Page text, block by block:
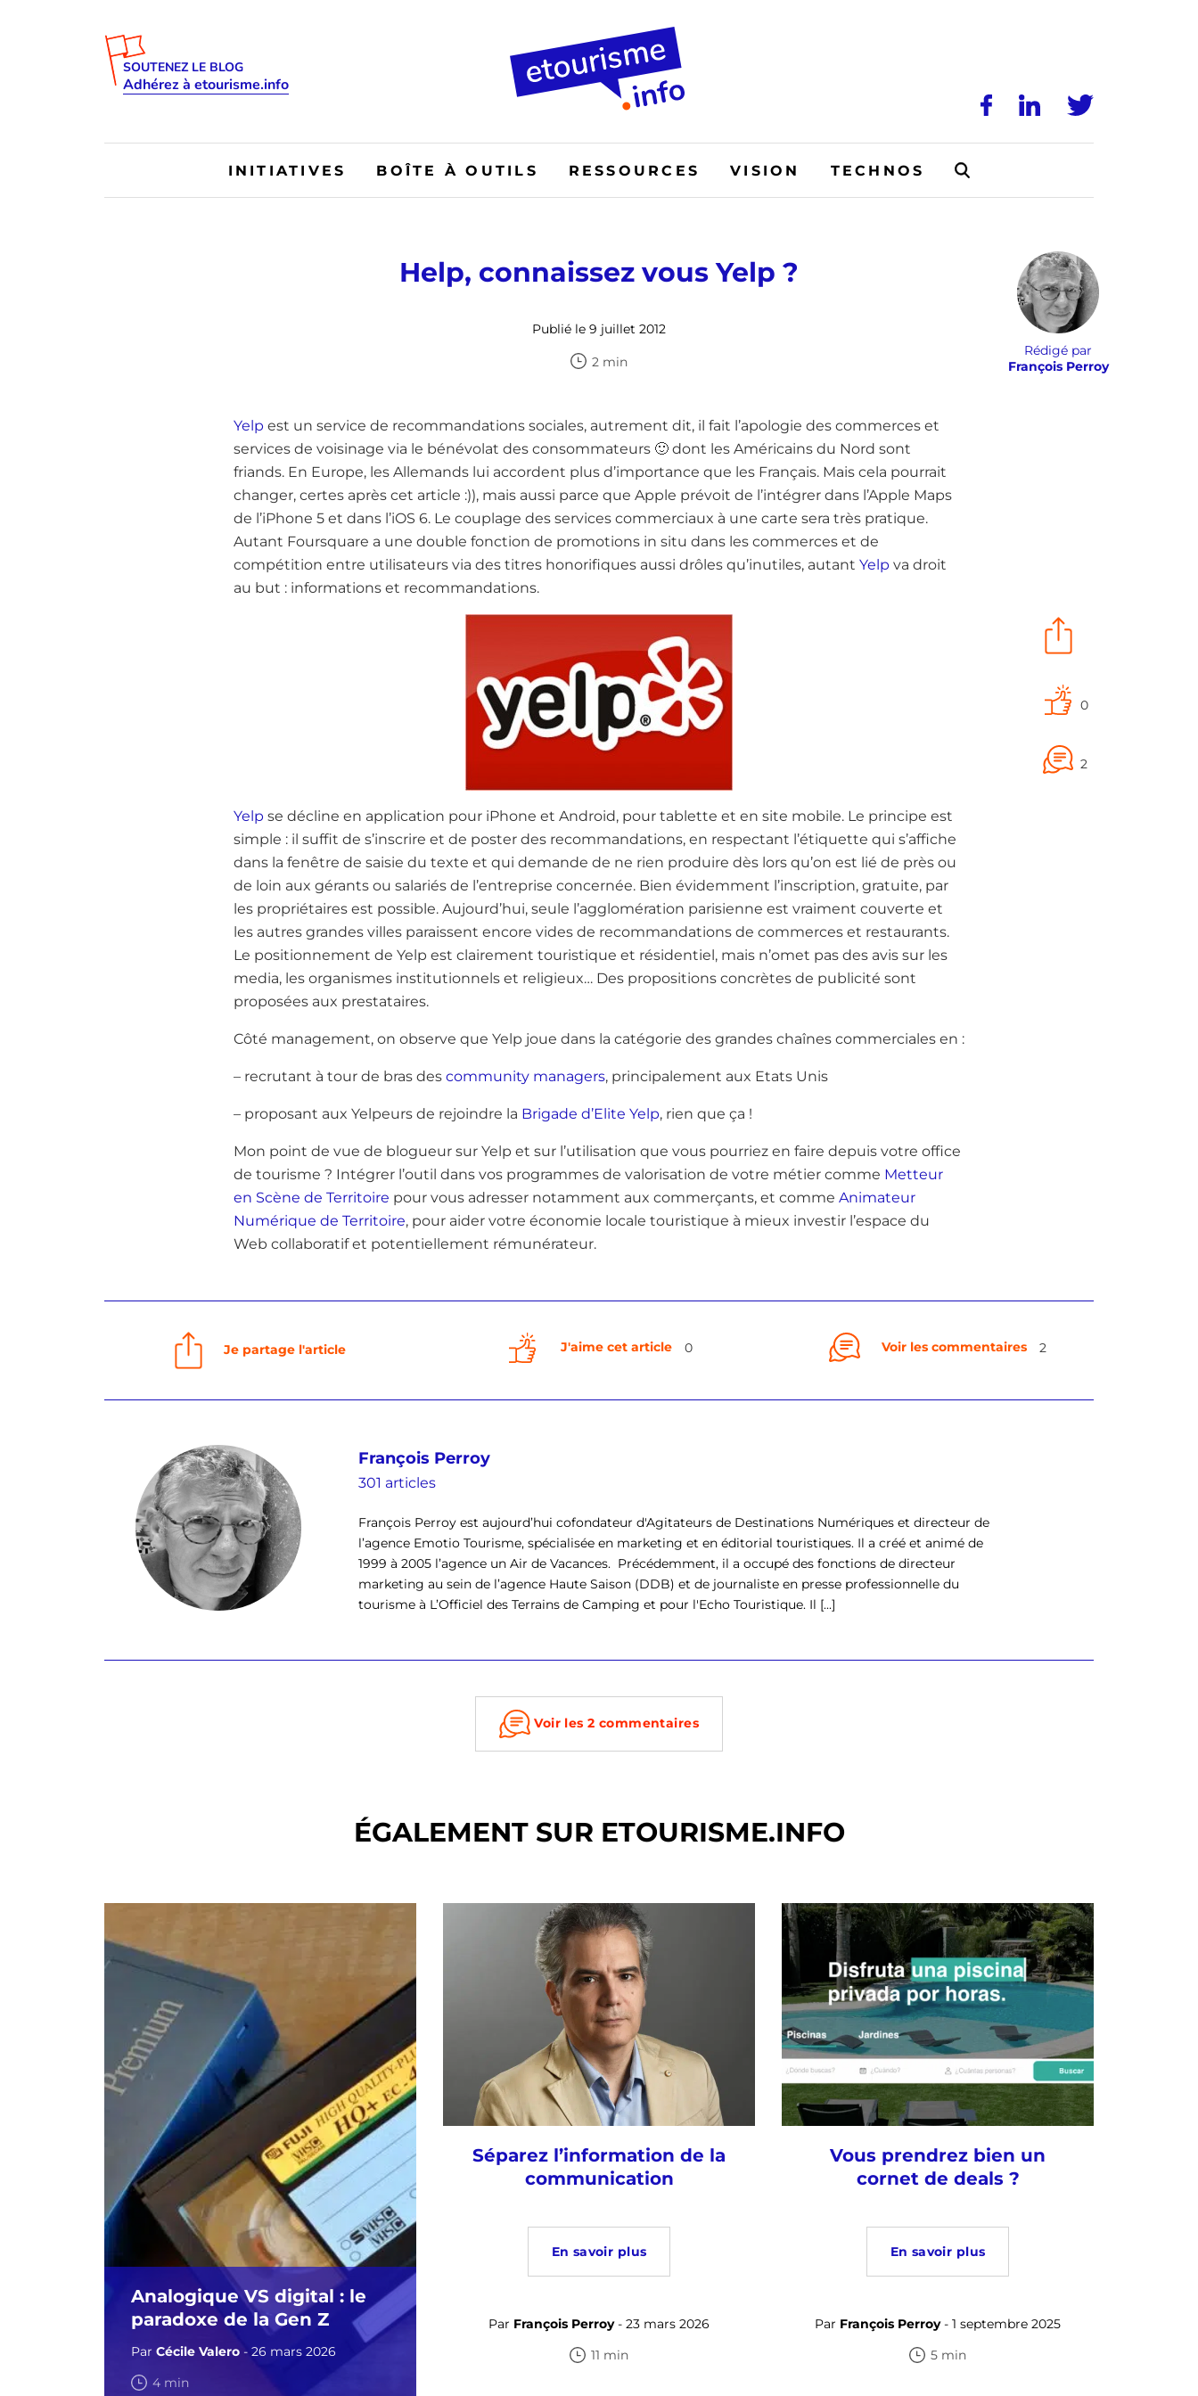
SOUTENEZ LE BLOG
Adhérez à etourisme.info
INITIATIVES BOÎTE À OUTILS RESSOURCES VISION TECHNOS
Help, connaissez vous Yelp ?
Publié le 9 juillet 2012
2 min
Rédigé par
François Perroy
0
2
Yelp est un service de recommandations sociales, autrement dit, il fait l’apologie des commerces et
services de voisinage via le bénévolat des consommateurs 🙂 dont les Américains du Nord sont
friands. En Europe, les Allemands lui accordent plus d’importance que les Français. Mais cela pourrait
changer, certes après cet article :)), mais aussi parce que Apple prévoit de l’intégrer dans l’Apple Maps
de l’iPhone 5 et dans l’iOS 6. Le couplage des services commerciaux à une carte sera très pratique.
Autant Foursquare a une double fonction de promotions in situ dans les commerces et de
compétition entre utilisateurs via des titres honorifiques aussi drôles qu’inutiles, autant Yelp va droit
au but : informations et recommandations.
Yelp se décline en application pour iPhone et Android, pour tablette et en site mobile. Le principe est
simple : il suffit de s’inscrire et de poster des recommandations, en respectant l’étiquette qui s’affiche
dans la fenêtre de saisie du texte et qui demande de ne rien produire dès lors qu’on est lié de près ou
de loin aux gérants ou salariés de l’entreprise concernée. Bien évidemment l’inscription, gratuite, par
les propriétaires est possible. Aujourd’hui, seule l’agglomération parisienne est vraiment couverte et
les autres grandes villes paraissent encore vides de recommandations de commerces et restaurants.
Le positionnement de Yelp est clairement touristique et résidentiel, mais n’omet pas des avis sur les
media, les organismes institutionnels et religieux… Des propositions concrètes de publicité sont
proposées aux prestataires.
Côté management, on observe que Yelp joue dans la catégorie des grandes chaînes commerciales en :
– recrutant à tour de bras des community managers, principalement aux Etats Unis
– proposant aux Yelpeurs de rejoindre la Brigade d’Elite Yelp, rien que ça !
Mon point de vue de blogueur sur Yelp et sur l’utilisation que vous pourriez en faire depuis votre office
de tourisme ? Intégrer l’outil dans vos programmes de valorisation de votre métier comme Metteur
en Scène de Territoire pour vous adresser notamment aux commerçants, et comme Animateur
Numérique de Territoire, pour aider votre économie locale touristique à mieux investir l’espace du
Web collaboratif et potentiellement rémunérateur.
Je partage l'article J'aime cet article 0 Voir les commentaires 2
François Perroy
301 articles
François Perroy est aujourd’hui cofondateur d'Agitateurs de Destinations Numériques et directeur de
l’agence Emotio Tourisme, spécialisée en marketing et en éditorial touristiques. Il a créé et animé de
1999 à 2005 l’agence un Air de Vacances. Précédemment, il a occupé des fonctions de directeur
marketing au sein de l’agence Haute Saison (DDB) et de journaliste en presse professionnelle du
tourisme à L’Officiel des Terrains de Camping et pour l'Echo Touristique. Il [...]
Voir les 2 commentaires
ÉGALEMENT SUR ETOURISME.INFO
Analogique VS digital : le
paradoxe de la Gen Z
Par Cécile Valero - 26 mars 2026
4 min
Séparez l’information de la
communication
En savoir plus
Par François Perroy- 23 mars 2026
11 min
Vous prendrez bien un
cornet de deals ?
En savoir plus
Par François Perroy- 1 septembre 2025
5 min